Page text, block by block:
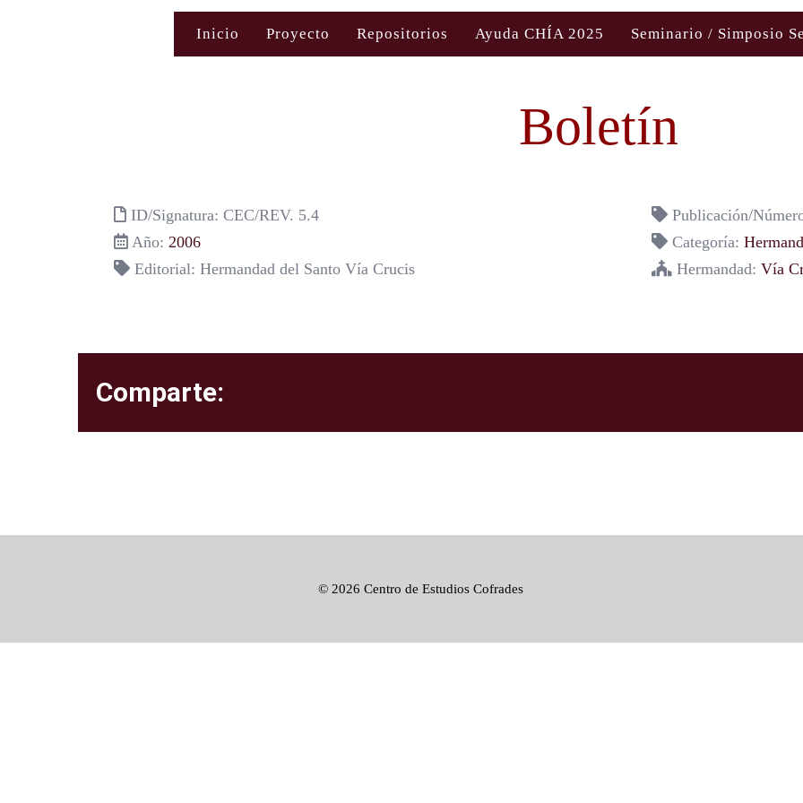
Inicio Proyecto Repositorios Ayuda CHÍA 2025 Seminario / Simposio
Boletín
ID/Signatura: CEC/REV. 5.4
Año: 2006
Editorial: Hermandad del Santo Vía Crucis
Publicación/
Categoría:
Hermandad: Vía
Comparte:
© 2026 Centro de Estudios Cofrades